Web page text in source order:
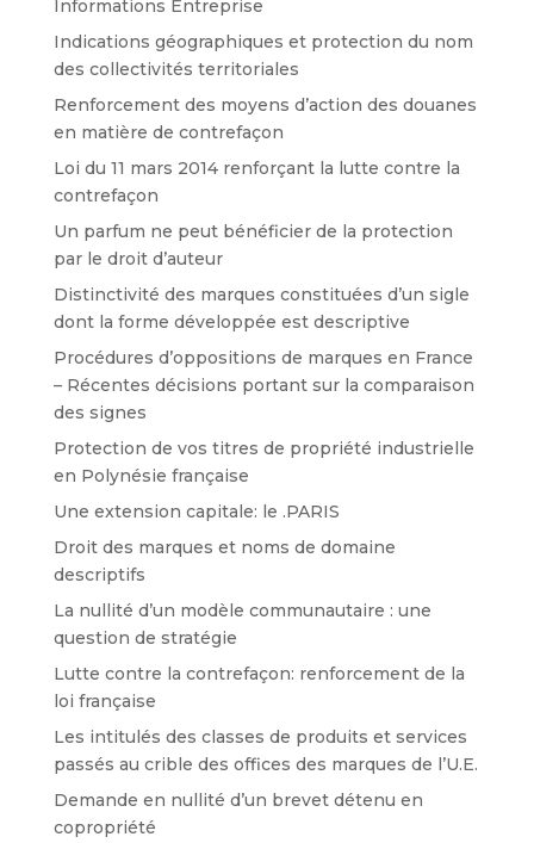
Informations Entreprise
Indications géographiques et protection du nom
des collectivités territoriales
Renforcement des moyens d’action des douanes
en matière de contrefaçon
Loi du 11 mars 2014 renforçant la lutte contre la
contrefaçon
Un parfum ne peut bénéficier de la protection
par le droit d’auteur
Distinctivité des marques constituées d’un sigle
dont la forme développée est descriptive
Procédures d’oppositions de marques en France
– Récentes décisions portant sur la comparaison
des signes
Protection de vos titres de propriété industrielle
en Polynésie française
Une extension capitale: le .PARIS
Droit des marques et noms de domaine
descriptifs
La nullité d’un modèle communautaire : une
question de stratégie
Lutte contre la contrefaçon: renforcement de la
loi française
Les intitulés des classes de produits et services
passés au crible des offices des marques de l’U.E.
Demande en nullité d’un brevet détenu en
copropriété